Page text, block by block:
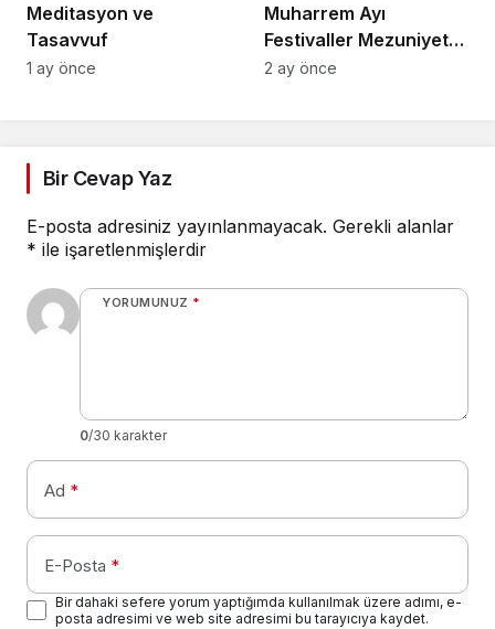
Meditasyon ve
Tasavvuf
1 ay önce
Muharrem Ayı
Festivaller Mezuniyet
Törenleri
2 ay önce
Bir Cevap Yaz
E-posta adresiniz yayınlanmayacak. Gerekli alanlar
* ile işaretlenmişlerdir
YORUMUNUZ *
0/30 karakter
Ad *
E-Posta *
Bir dahaki sefere yorum yaptığımda kullanılmak üzere adımı, e-
posta adresimi ve web site adresimi bu tarayıcıya kaydet.